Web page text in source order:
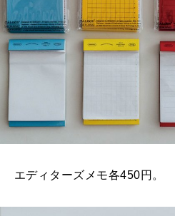
エディターズメモ各450円。